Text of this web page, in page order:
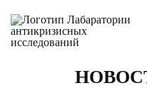
Главная Новости и блог